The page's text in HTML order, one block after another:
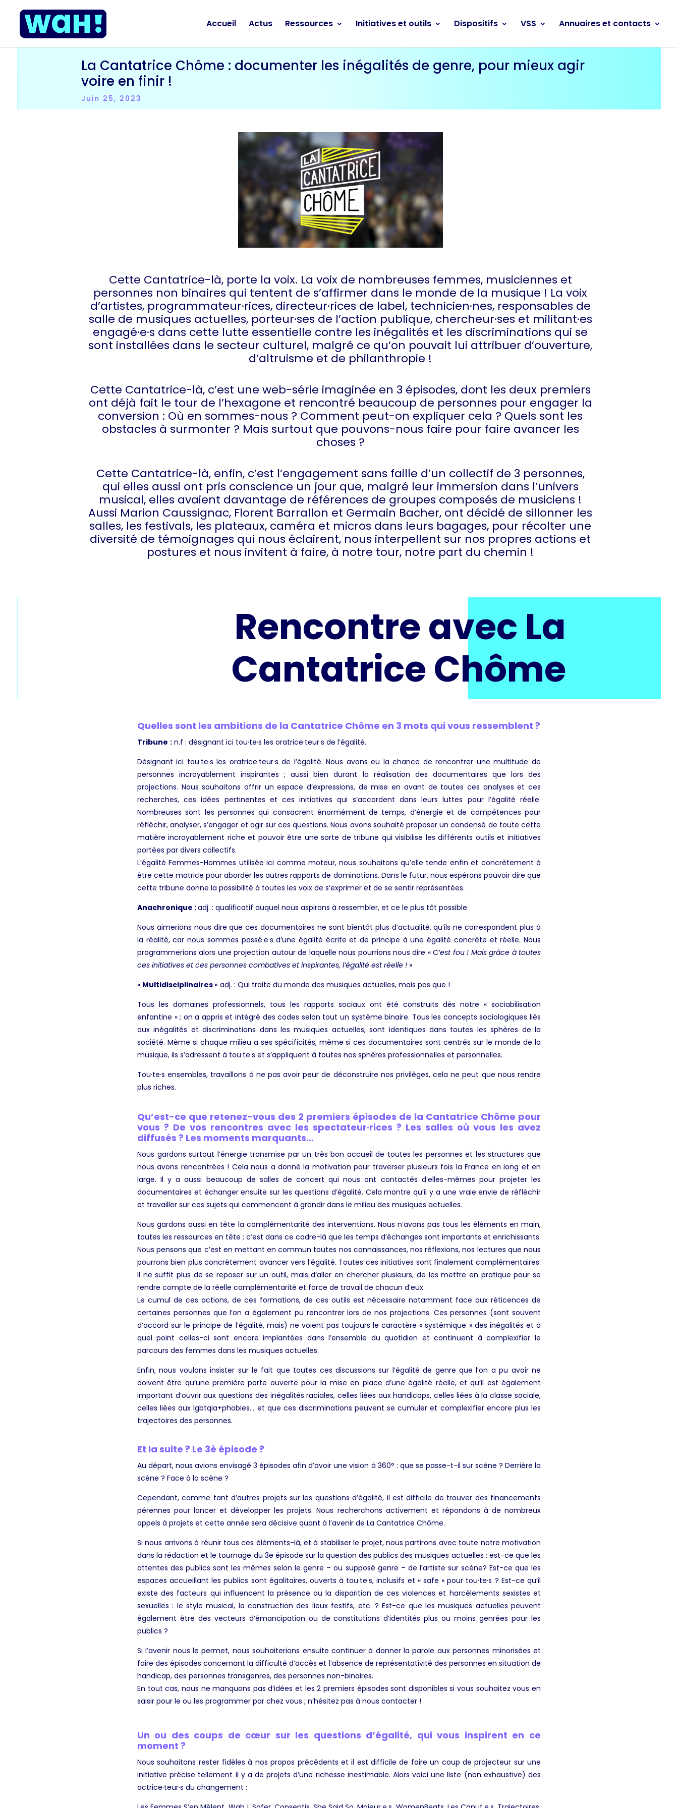
Accueil Actus Ressources Initiatives et outils Dispositifs VSS Annuaires et contacts
La Cantatrice Chôme : documenter les inégalités de genre, pour mieux agir
voire en finir !
Juin 25, 2023
Cette Cantatrice-là, porte la voix. La voix de nombreuses femmes, musiciennes et
personnes non binaires qui tentent de s’affirmer dans le monde de la musique ! La voix
d’artistes, programmateur·rices, directeur·rices de label, technicien·nes, responsables de
salle de musiques actuelles, porteur·ses de l’action publique, chercheur·ses et militant·es
engagé·e·s dans cette lutte essentielle contre les inégalités et les discriminations qui se
sont installées dans le secteur culturel, malgré ce qu’on pouvait lui attribuer d’ouverture,
d’altruisme et de philanthropie !
Cette Cantatrice-là, c’est une web-série imaginée en 3 épisodes, dont les deux premiers
ont déjà fait le tour de l’hexagone et rencontré beaucoup de personnes pour engager la
conversion : Où en sommes-nous ? Comment peut-on expliquer cela ? Quels sont les
obstacles à surmonter ? Mais surtout que pouvons-nous faire pour faire avancer les
choses ?
Cette Cantatrice-là, enfin, c’est l’engagement sans faille d’un collectif de 3 personnes,
qui elles aussi ont pris conscience un jour que, malgré leur immersion dans l’univers
musical, elles avaient davantage de références de groupes composés de musiciens !
Aussi Marion Caussignac, Florent Barrallon et Germain Bacher, ont décidé de sillonner les
salles, les festivals, les plateaux, caméra et micros dans leurs bagages, pour récolter une
diversité de témoignages qui nous éclairent, nous interpellent sur nos propres actions et
postures et nous invitent à faire, à notre tour, notre part du chemin !
Rencontre avec La
Cantatrice Chôme
Quelles sont les ambitions de la Cantatrice Chôme en 3 mots qui vous ressemblent ?
Tribune :n.f : désignant ici tou·te·s les oratrice·teur·s de l’égalité.
Désignant ici tou·te·s les oratrice·teur·s de l’égalité. Nous avons eu la chance de rencontrer une multitude de
personnes incroyablement inspirantes ; aussi bien durant la réalisation des documentaires que lors des
projections. Nous souhaitons offrir un espace d’expressions, de mise en avant de toutes ces analyses et ces
recherches, ces idées pertinentes et ces initiatives qui s’accordent dans leurs luttes pour l’égalité réelle.
Nombreuses sont les personnes qui consacrent énormément de temps, d’énergie et de compétences pour
réfléchir, analyser, s’engager et agir sur ces questions. Nous avons souhaité proposer un condensé de toute cette
matière incroyablement riche et pouvoir être une sorte de tribune qui visibilise les différents outils et initiatives
portées par divers collectifs.
L’égalité Femmes-Hommes utilisée ici comme moteur, nous souhaitons qu’elle tende enfin et concrètement à
être cette matrice pour aborder les autres rapports de dominations. Dans le futur, nous espérons pouvoir dire que
cette tribune donne la possibilité à toutes les voix de s’exprimer et de se sentir représentées.
Anachronique :adj. : qualificatif auquel nous aspirons à ressembler, et ce le plus tôt possible.
Nous aimerions nous dire que ces documentaires ne sont bientôt plus d’actualité, qu’ils ne correspondent plus à
la réalité, car nous sommes passé·e·s d’une égalité écrite et de principe à une égalité concrète et réelle. Nous
programmerions alors une projection autour de laquelle nous pourrions nous dire « C‘est fou ! Mais grâce à toutes
ces initiatives et ces personnes combatives et inspirantes, l’égalité est réelle !»
« Multidisciplinaires » adj. : Qui traite du monde des musiques actuelles, mais pas que !
Tous les domaines professionnels, tous les rapports sociaux ont été construits dès notre « sociabilisation
enfantine » ; on a appris et intégré des codes selon tout un système binaire. Tous les concepts sociologiques liés
aux inégalités et discriminations dans les musiques actuelles, sont identiques dans toutes les sphères de la
société. Même si chaque milieu a ses spécificités, même si ces documentaires sont centrés sur le monde de la
musique, ils s’adressent à tou·te·s et s’appliquent à toutes nos sphères professionnelles et personnelles.
Tou·te·s ensembles, travaillons à ne pas avoir peur de déconstruire nos privilèges, cela ne peut que nous rendre
plus riches.
Qu’est-ce que retenez-vous des 2 premiers épisodes de la Cantatrice Chôme pour
vous ? De vos rencontres avec les spectateur·rices ? Les salles où vous les avez
diffusés ? Les moments marquants…
Nous gardons surtout l’énergie transmise par un très bon accueil de toutes les personnes et les structures que
nous avons rencontrées ! Cela nous a donné la motivation pour traverser plusieurs fois la France en long et en
large. Il y a aussi beaucoup de salles de concert qui nous ont contactés d’elles-mêmes pour projeter les
documentaires et échanger ensuite sur les questions d’égalité. Cela montre qu’il y a une vraie envie de réfléchir
et travailler sur ces sujets qui commencent à grandir dans le milieu des musiques actuelles.
Nous gardons aussi en tête la complémentarité des interventions. Nous n’avons pas tous les éléments en main,
toutes les ressources en tête ; c’est dans ce cadre-là que les temps d’échanges sont importants et enrichissants.
Nous pensons que c’est en mettant en commun toutes nos connaissances, nos réflexions, nos lectures que nous
pourrons bien plus concrètement avancer vers l’égalité. Toutes ces initiatives sont finalement complémentaires.
Il ne suffit plus de se reposer sur un outil, mais d’aller en chercher plusieurs, de les mettre en pratique pour se
rendre compte de la réelle complémentarité et force de travail de chacun d’eux.
Le cumul de ces actions, de ces formations, de ces outils est nécessaire notamment face aux réticences de
certaines personnes que l’on a également pu rencontrer lors de nos projections. Ces personnes (sont souvent
d’accord sur le principe de l’égalité, mais) ne voient pas toujours le caractère « systémique » des inégalités et à
quel point celles-ci sont encore implantées dans l’ensemble du quotidien et continuent à complexifier le
parcours des femmes dans les musiques actuelles.
Enfin, nous voulons insister sur le fait que toutes ces discussions sur l’égalité de genre que l’on a pu avoir ne
doivent être qu’une première porte ouverte pour la mise en place d’une égalité réelle, et qu’il est également
important d’ouvrir aux questions des inégalités raciales, celles liées aux handicaps, celles liées à la classe sociale,
celles liées aux lgbtqia+phobies… et que ces discriminations peuvent se cumuler et complexifier encore plus les
trajectoires des personnes.
Et la suite ? Le 3è épisode ?
Au départ, nous avions envisagé 3 épisodes afin d’avoir une vision à 360° : que se passe-t-il sur scène ? Derrière la
scène ? Face à la scène ?
Cependant, comme tant d’autres projets sur les questions d’égalité, il est difficile de trouver des financements
pérennes pour lancer et développer les projets. Nous recherchons activement et répondons à de nombreux
appels à projets et cette année sera décisive quant à l’avenir de La Cantatrice Chôme.
Si nous arrivons à réunir tous ces éléments-là, et à stabiliser le projet, nous partirons avec toute notre motivation
dans la rédaction et le tournage du 3e épisode sur la question des publics des musiques actuelles : est-ce que les
attentes des publics sont les mêmes selon le genre – ou supposé genre – de l’artiste sur scène? Est-ce que les
espaces accueillant les publics sont égalitaires, ouverts à tou·te·s, inclusifs et « safe » pour tou·te·s ? Est-ce qu’il
existe des facteurs qui influencent la présence ou la disparition de ces violences et harcèlements sexistes et
sexuelles : le style musical, la construction des lieux festifs, etc. ? Est-ce que les musiques actuelles peuvent
également être des vecteurs d’émancipation ou de constitutions d’identités plus ou moins genrées pour les
publics ?
Si l’avenir nous le permet, nous souhaiterions ensuite continuer à donner la parole aux personnes minorisées et
faire des épisodes concernant la difficulté d’accès et l’absence de représentativité des personnes en situation de
handicap, des personnes transgenres, des personnes non-binaires.
En tout cas, nous ne manquons pas d’idées et les 2 premiers épisodes sont disponibles si vous souhaitez vous en
saisir pour le ou les programmer par chez vous ; n’hésitez pas à nous contacter !
Un ou des coups de cœur sur les questions d’égalité, qui vous inspirent en ce
moment ?
Nous souhaitons rester fidèles à nos propos précédents et il est difficile de faire un coup de projecteur sur une
initiative précise tellement il y a de projets d’une richesse inestimable. Alors voici une liste (non exhaustive) des
actrice·teur·s du changement :